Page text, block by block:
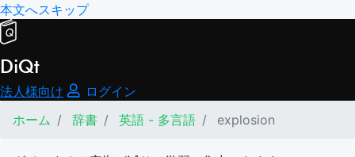
本文へスキップ
DiQt
法人様向け
ログイン
ホーム
辞書 英語 - 多言語 explosion